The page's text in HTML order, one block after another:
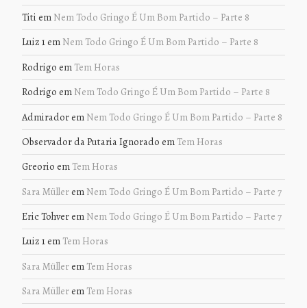
Titi em Nem Todo Gringo É Um Bom Partido – Parte 8
Luiz 1em Nem Todo Gringo É Um Bom Partido – Parte 8
Rodrigo em Tem Horas
Rodrigo em Nem Todo Gringo É Um Bom Partido – Parte 8
Admiradorem Nem Todo Gringo É Um Bom Partido – Parte 8
Observador da Putaria Ignorado em Tem Horas
Greorio em Tem Horas
Sara Müllerem Nem Todo Gringo É Um Bom Partido – Parte 7
Eric Tohverem Nem Todo Gringo É Um Bom Partido – Parte 7
Luiz 1em Tem Horas
Sara Müllerem Tem Horas
Sara Müllerem Tem Horas